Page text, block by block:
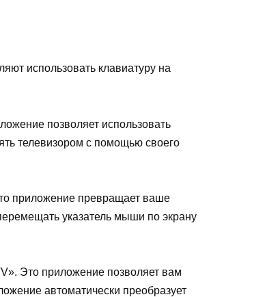
использовать клавиатуру на
позволяет использовать
телевизором с помощью своего
приложение превращает ваше
указатель мыши по экрану
Это приложение позволяет вам
автоматически преобразует